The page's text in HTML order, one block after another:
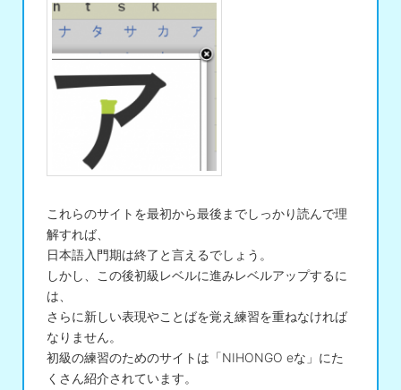
これらのサイトを最初から最後までしっかり読んで理
解すれば、
日本語入門期は終了と言えるでしょう。
しかし、この後初級レベルに進みレベルアップするに
は、
さらに新しい表現やことばを覚え練習を重ねなければ
なりません。
初級の練習のためのサイトは「NIHONGO eな」にた
くさん紹介されています。